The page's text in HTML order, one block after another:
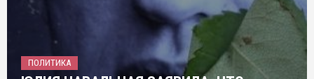
ПОЛИТИКА